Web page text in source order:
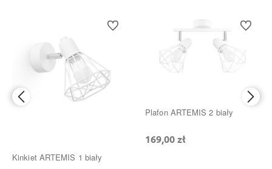
Kinkiet ARTEMIS 1 biały
Do ulubionych
Plafon ARTEMIS 2 biały
169,00 zł
Do